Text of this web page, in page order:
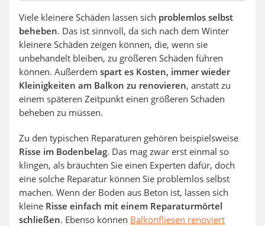
Viele kleinere Schäden lassen sich problemlos selbst
beheben. Das ist sinnvoll, da sich nach dem Winter
kleinere Schäden zeigen können, die, wenn sie
unbehandelt bleiben, zu größeren Schäden führen
können. Außerdem spart es Kosten, immer wieder
Kleinigkeiten am Balkon zu renovieren, anstatt zu
einem späteren Zeitpunkt einen größeren Schaden
beheben zu müssen.
Zu den typischen Reparaturen gehören beispielsweise
Risse im Bodenbelag. Das mag zwar erst einmal so
klingen, als bräuchten Sie einen Experten dafür, doch
eine solche Reparatur können Sie problemlos selbst
machen. Wenn der Boden aus Beton ist, lassen sich
kleine Risse einfach mit einem Reparaturmörtel
schließen. Ebenso können Balkonfliesen renoviert